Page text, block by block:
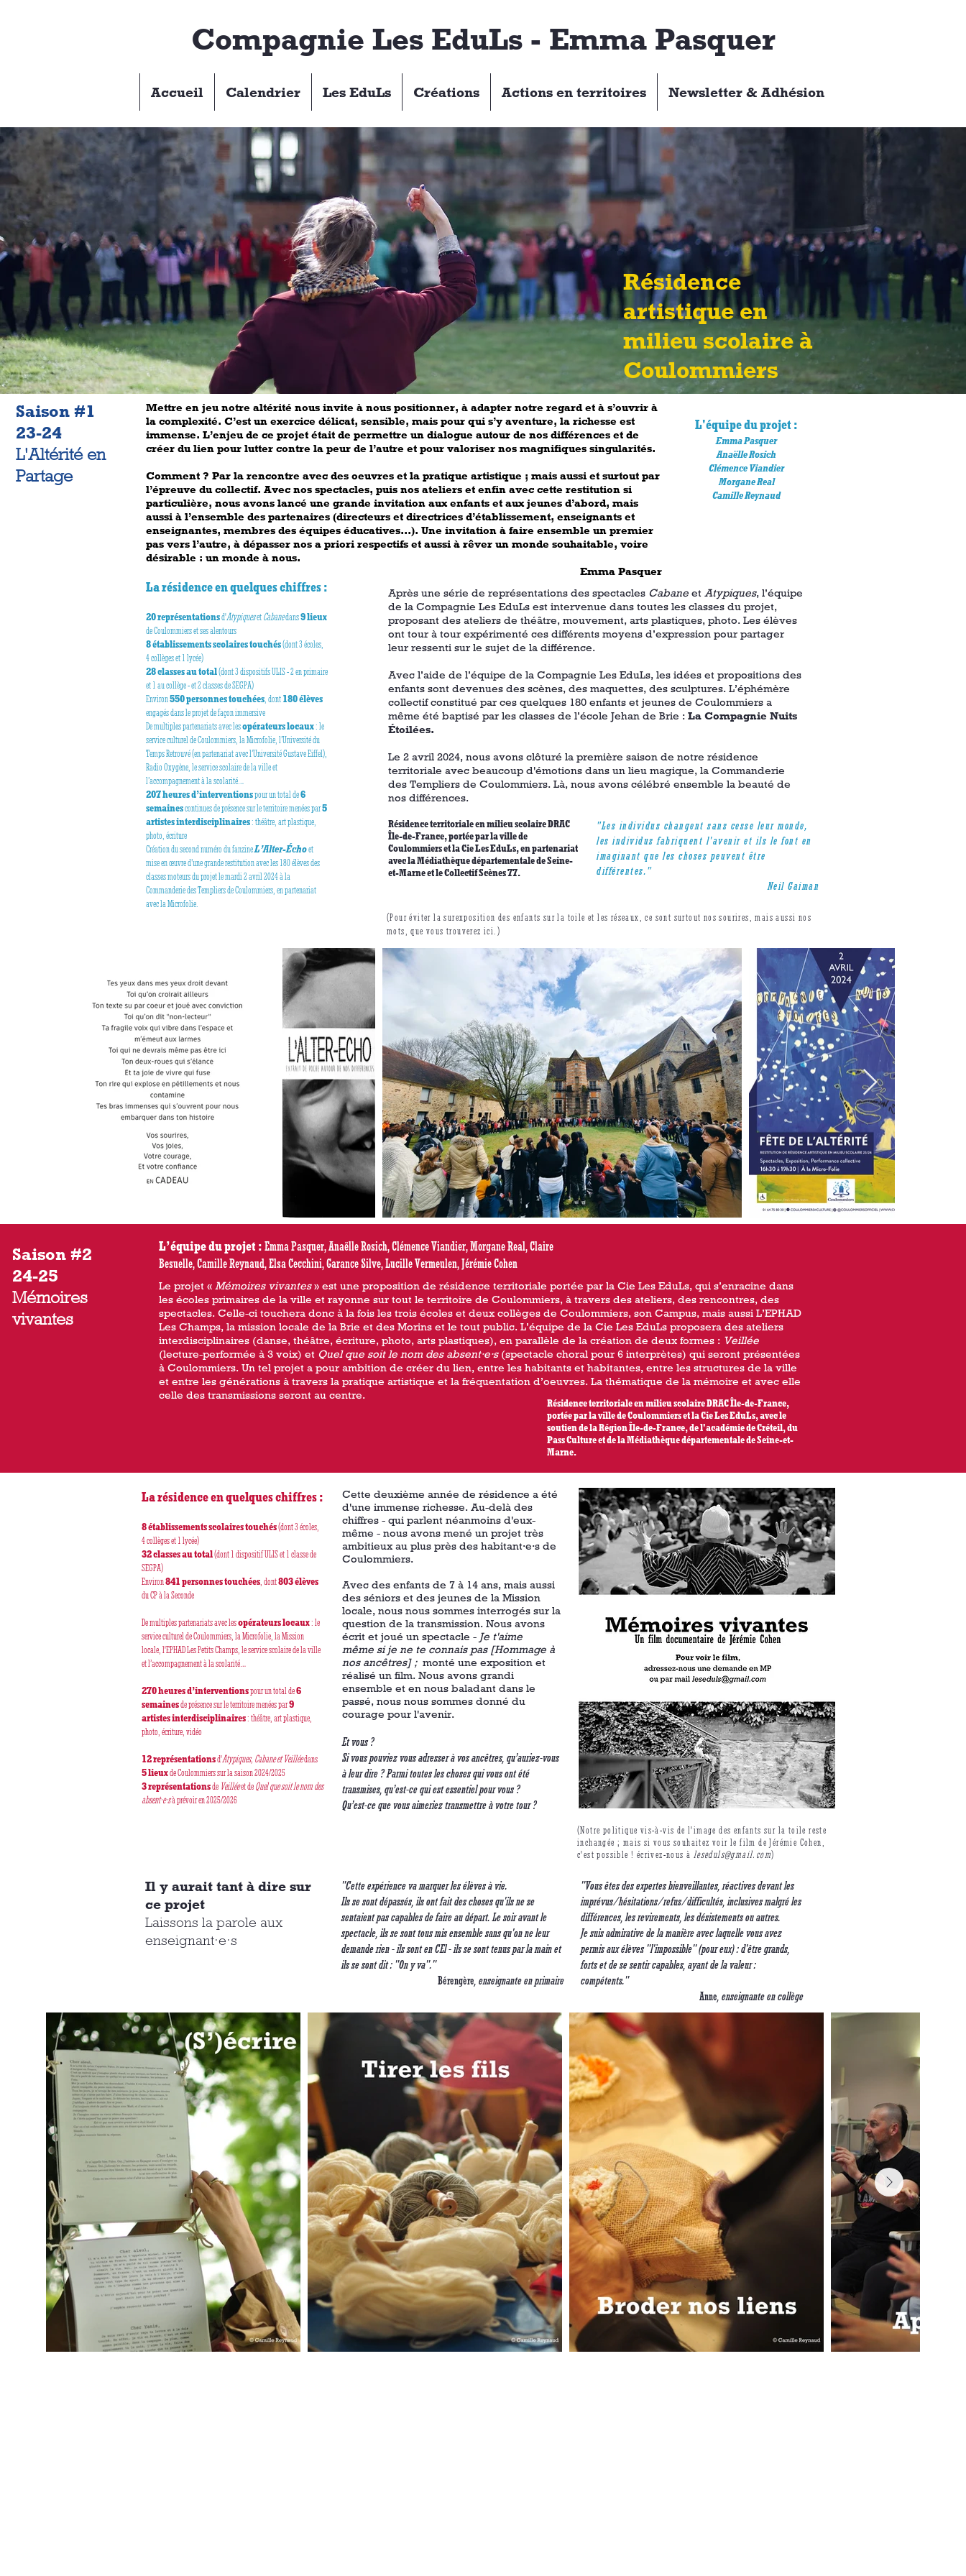
Compagnie Les EduLs - Emma Pasquer
Accueil Calendrier Les EduLs Créations Actions en territoires Newsletter & Adhésion
Résidence
artistique en
milieu scolaire à
Coulommiers
Saison #1
23-24
L'Altérité en
Partage
Mettre en jeu notre altérité nous invite à nous positionner, à adapter notre regard et à s’ouvrir à
la complexité. C’est un exercice délicat, sensible, mais pour qui s’y aventure, la richesse est
immense. L’enjeu de ce projet était de permettre un dialogue autour de nos différences et de
créer du lien pour lutter contre la peur de l’autre et pour valoriser nos magnifiques singularités.
Comment ? Par la rencontre avec des oeuvres et la pratique artistique ; mais aussi et surtout par
l’épreuve du collectif. Avec nos spectacles, puis nos ateliers et enfin avec cette restitution si
particulière, nous avons lancé une grande invitation aux enfants et aux jeunes d’abord, mais
aussi à l’ensemble des partenaires (directeurs et directrices d’établissement, enseignants et
enseignantes, membres des équipes éducatives...). Une invitation à faire ensemble un premier
pas vers l’autre, à dépasser nos a priori respectifs et aussi à rêver un monde souhaitable, voire
désirable : un monde à nous.
Emma Pasquer
L'équipe du projet :
Emma Pasquer
Anaëlle Rosich
Clémence Viandier
Morgane Real
Camille Reynaud
La résidence en quelques chiffres :
20 représentationsd'AtypiquesetCabanedans9 lieux
de Coulommiers et ses alentours
8 établissements scolaires touchés(dont 3 écoles,
4 collèges et 1 lycée)
28 classes au total(dont 3 dispositifs ULIS - 2 en primaire
et 1 au collège - et 2 classes de SEGPA)
Environ550 personnes touchées, dont180 élèves
engagés dans le projet de façon immersive
De multiples partenariats avec lesopérateurs locaux: le
service culturel de Coulommiers, la Microfolie, l’Université du
Temps Retrouvé (en partenariat avec l’Université Gustave Eiffel),
Radio Oxygène, le service scolaire de la ville et
l’accompagnement à la scolarité…
207 heures d’interventionspour un total de6
semainescontinues de présence sur le territoire menées par5
artistes interdisciplinaires: théâtre, art plastique,
photo, écriture
Création du second numéro du fanzineL’Alter-Échoet
mise en œuvre d’une grande restitution avec les 180 élèves des
classes moteurs du projet le mardi 2 avril 2024 à la
Commanderie des Templiers de Coulommiers, en partenariat
avec la Microfolie.
Après une série de représentations des spectacles Cabane et Atypiques, l’équipe
de la Compagnie Les EduLs est intervenue dans toutes les classes du projet,
proposant des ateliers de théâtre, mouvement, arts plastiques, photo. Les élèves
ont tour à tour expérimenté ces différents moyens d’expression pour partager
leur ressenti sur le sujet de la différence.
Avec l’aide de l’équipe de la Compagnie Les EduLs, les idées et propositions des
enfants sont devenues des scènes, des maquettes, des sculptures. L’éphémère
collectif constitué par ces quelques 180 enfants et jeunes de Coulommiers a
même été baptisé par les classes de l’école Jehan de Brie : La Compagnie Nuits
Étoilées.
Le 2 avril 2024, nous avons clôturé la première saison de notre résidence
territoriale avec beaucoup d'émotions dans un lieu magique, la Commanderie
des Templiers de Coulommiers. Là, nous avons célébré ensemble la beauté de
nos différences.
Résidence territoriale en milieu scolaire DRAC
Île-de-France, portée par la ville de
Coulommiers et la Cie Les EduLs, en partenariat
avec la Médiathèque départementale de Seine-
et-Marne et le Collectif Scènes 77.
"Les individus changent sans cesse leur monde,
les individus fabriquent l'avenir et ils le font en
imaginant que les choses peuvent être
différentes."
Neil Gaiman
(Pour éviter la surexposition des enfants sur la toile et les réseaux, ce sont surtout nos sourires, mais aussi nos
mots, que vous trouverez ici.)
Saison #2
24-25
Mémoires
vivantes
L’équipe du projet :Emma Pasquer, Anaëlle Rosich, Clémence Viandier, Morgane Real, Claire
Besuelle, Camille Reynaud, Elsa Cecchini, Garance Silve, Lucille Vermeulen, Jérémie Cohen
Le projet « Mémoires vivantes» est une proposition de résidence territoriale portée par la Cie Les EduLs, qui s’enracine dans
les écoles primaires de la ville et rayonne sur tout le territoire de Coulommiers, à travers des ateliers, des rencontres, des
spectacles. Celle-ci touchera donc à la fois les trois écoles et deux collèges de Coulommiers, son Campus, mais aussi L’EPHAD
Les Champs, la mission locale de la Brie et des Morins et le tout public. L’équipe de la Cie Les EduLs proposera des ateliers
interdisciplinaires (danse, théâtre, écriture, photo, arts plastiques), en parallèle de la création de deux formes : Veillée
(lecture-performée à 3 voix) et Quel que soit le nom des absent·e·s(spectacle choral pour 6 interprètes) qui seront présentées
à Coulommiers. Un tel projet a pour ambition de créer du lien, entre les habitants et habitantes, entre les structures de la ville
et entre les générations à travers la pratique artistique et la fréquentation d’oeuvres. La thématique de la mémoire et avec elle
celle des transmissions seront au centre.
Résidence territoriale en milieu scolaire DRAC Île-de-France,
portée par la ville de Coulommiers et la Cie Les EduLs, avec le
soutien de la Région Île-de-France, de l'académie de Créteil, du
Pass Culture et de la Médiathèque départementale de Seine-et-
Marne.
La résidence en quelques chiffres :
8 établissements scolaires touchés(dont 3 écoles,
4 collèges et 1 lycée)
32 classes au total(dont 1 dispositif ULIS et 1 classe de
SEGPA)
Environ841 personnes touchées, dont803 élèves
du CP à la Seconde
De multiples partenariats avec lesopérateurs locaux: le
service culturel de Coulommiers, la Microfolie, la Mission
locale, l'EPHAD Les Petits Champs, le service scolaire de la ville
et l’accompagnement à la scolarité…
270 heures d’interventionspour un total de6
semainesde présence sur le territoire menées par9
artistes interdisciplinaires: théâtre, art plastique,
photo, écriture, vidéo
12 représentationsd'Atypiques, Cabane et Veilléedans
5 lieuxde Coulommiers sur la saison 2024/2025
3 représentationsde Veilléeet deQuel que soit le nom des
absent·e·sà prévoir en 2025/2026
Cette deuxième année de résidence a été
d'une immense richesse. Au-delà des
chiffres - qui parlent néanmoins d'eux-
même - nous avons mené un projet très
ambitieux au plus près des habitant·e·s de
Coulommiers.
Avec des enfants de 7 à 14 ans, mais aussi
des séniors et des jeunes de la Mission
locale, nous nous sommes interrogés sur la
question de la transmission. Nous avons
écrit et joué un spectacle - Je t'aime
même si je ne te connais pas [Hommage à
nos ancêtres] ; ​monté une exposition et
réalisé un film. Nous avons grandi
ensemble et en nous baladant dans le
passé, nous nous sommes donné du
courage pour l'avenir.
Et vous ?
Si vous pouviez vous adresser à vos ancêtres, qu’auriez-vous
à leur dire ? Parmi toutes les choses quivous ont été
transmises,qu’est-ce qui est essentiel pour vous ?
Qu’est-ce que vous aimeriez transmettre à votre tour ?
(Notre politique vis-à-vis de l'image des enfants sur la toile reste
inchangée ; mais si vous souhaitez voir le film de Jérémie Cohen,
c'est possible ! écrivez-nous à leseduls@gmail.com)
Il y aurait tant à dire sur
ce projet
Laissons la parole aux
enseignant·e·s
"Cette expérience va marquer les élèves à vie.
Ils se sont dépassés, ils ont fait des choses qu'ils ne se
sentaient pas capables de faire au départ. Le soir avant le
spectacle, ils se sont tous mis ensemble sans qu'on ne leur
demande rien - ils sont en CEl - ils se sont tenus par la main et
ils se sont dit : "On y va"."
Bérengère, enseignante en primaire
"Vous êtes des expertes bienveillantes, réactives devant les
imprévus/hésitations/refus/difficultés, inclusives malgré les
différences, les revirements, les désistements ou autres.
Je suis admirative de la manière avec laquelle vous avez
permis aux élèves "l'impossible" (pour eux) : d'être grands,
forts et de se sentir capables, ayant de la valeur :
compétents."
Anne, enseignante en collège